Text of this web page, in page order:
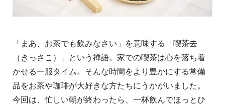
「まあ、お茶でも飲みなさい」を意味する「喫茶去
（きっさこ）」という禅語。家での喫茶は心を落ち着
かせる一服タイム。そんな時間をより豊かにする常備
品をお茶や珈琲が大好きな方たちにうかがいました。
今回は、忙しい朝が終わったら、一杯飲んでほっとひ